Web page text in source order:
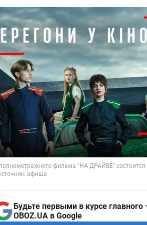
Будьте первыми в курсе
OBOZ.UA в Google